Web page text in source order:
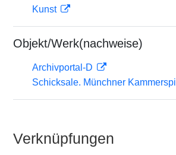
Kunst
Objekt/Werk(nachweise)
Archivportal-D
Schicksale. Münchner
Verknüpfungen